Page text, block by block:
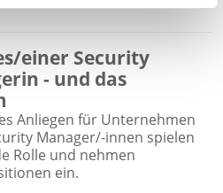
einer Security
- und das
Anliegen für Unternehmen
Manager/-innen spielen
Rolle und nehmen
ein.